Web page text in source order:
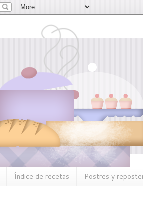
Índice de recetas Postres y